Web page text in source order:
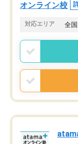
オンライン校
対応エリア 全国